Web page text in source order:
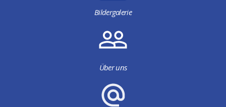
Bildergalerie
Über uns